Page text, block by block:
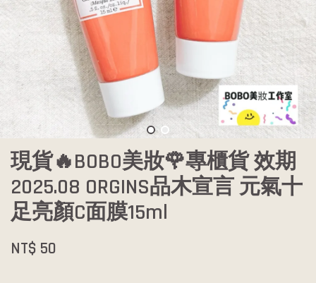
現貨🔥BOBO美妝🌹專櫃貨 效期
2025.08 ORGINS品木宣言 元氣十
足亮顏C面膜15ml
NT$ 50